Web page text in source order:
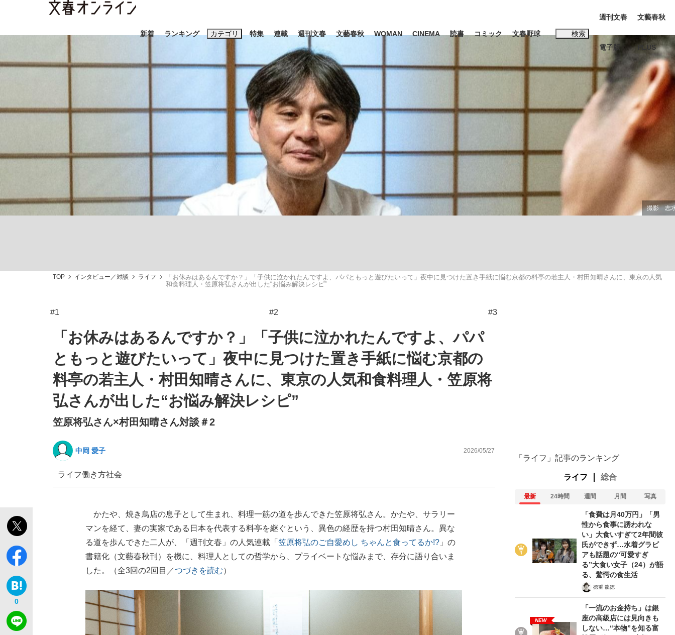
新着 ランキング カテゴリ
エンタメ ライフ
「90%は失敗する。でも…」本田圭佑が初めて明かした日本代表監督に... 「最悪の空気のまま解散」WBC日本代表“敗戦”の真実 選手が明かす...
「敗因分析は一切聞かれなかった」侍ジャパン選手が証言した“NPB聞... 「クマが悪者扱いされているのが悲しい」『北の国から』倉本聰氏（91...
特集
the Style
連載 週刊文春 文藝春秋 WOMAN CINEMA 読書 コミック 文春野球 検索
おすすめのキーワードタグ一覧
#高市早苗 #後藤真希 #森岡毅
#亀和田武
週刊文春
電子版
文藝春秋
PLUS
TOP インタビュー／対談 ライフ
「お休みはあるんですか？」「子供に泣かれたんですよ、パパともっと遊びたいって」夜中に見つけた置き手紙に悩む京都の料亭の若主人・村田知晴さんに、東京の人気
和食料理人・笠原将弘さんが出した“お悩み解決レシピ”
#1 #2 #3
「お休みはあるんですか？」「子供に泣かれたんですよ、パパ
ともっと遊びたいって」夜中に見つけた置き手紙に悩む京都の
料亭の若主人・村田知晴さんに、東京の人気和食料理人・笠原将
弘さんが出した“お悩み解決レシピ”
笠原将弘さん×村田知晴さん対談＃2
中岡 愛子 2026/05/27
ライフ働き方社会
0
かたや、焼き鳥店の息子として生まれ、料理一筋の道を歩んできた笠原将弘さん。かたや、サラリー
マンを経て、妻の実家である日本を代表する料亭を継ぐという、異色の経歴を持つ村田知晴さん。異な
る道を歩んできた二人が、「週刊文春」の人気連載「 笠原将弘のご自愛めし ちゃんと食ってるか!? 」の
書籍化（文藝春秋刊）を機に、料理人としての哲学から、プライベートな悩みまで、存分に語り合いま
した。（全3回の2回目／つづきを読む）
「ライフ」記事のランキング
ライフ 総合
最新 24時間 週間 月間 写真
「食費は月40万円」「男
性から食事に誘われな
い」大食いすぎて2年間彼
氏ができず…水着グラビ
アも話題の“可愛すぎ
る”大食い女子（24）が語
る、驚愕の食生活
徳重 龍徳
NEW
「一流のお金持ち」は銀
座の高級店には見向きも
しない…“本物”を知る富